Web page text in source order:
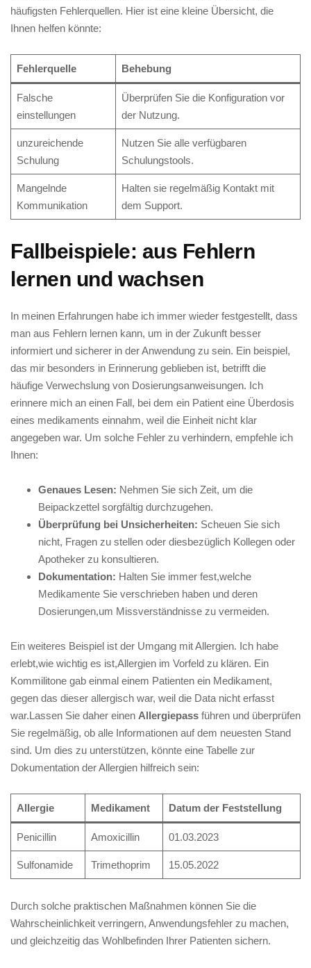
häufigsten ⁤Fehlerquellen. Hier ‍ist eine kleine Übersicht, die⁣
Ihnen⁤ helfen könnte:
Fehlerquelle Behebung
Falsche
einstellungen
Überprüfen Sie die Konfiguration vor
‍der Nutzung.
unzureichende
Schulung
Nutzen Sie⁢ alle verfügbaren⁣
Schulungstools.
Mangelnde
Kommunikation
Halten sie regelmäßig Kontakt‍ mit⁢
dem Support.
Fallbeispiele: aus‍ Fehlern⁢
lernen und wachsen
In meinen Erfahrungen habe ich immer wieder festgestellt, dass
man aus⁤ Fehlern lernen kann, um in der Zukunft ⁤besser
informiert und sicherer‍ in der ⁢Anwendung​ zu‍ sein. Ein beispiel,
das mir ⁣besonders ⁢in Erinnerung⁢ geblieben ist, betrifft die
häufige Verwechslung von Dosierungsanweisungen. Ich ​
erinnere mich an einen Fall, bei dem ein Patient eine Überdosis
eines medikaments ⁤einnahm, ‌weil ‌die Einheit nicht klar
angegeben ⁢war. Um ‌solche Fehler ⁣zu verhindern, empfehle ich
Ihnen:
Genaues Lesen: Nehmen Sie‌ sich Zeit, um die
Beipackzettel sorgfältig durchzugehen.
Überprüfung bei‌ Unsicherheiten: Scheuen‌ Sie ‍sich ​
nicht, Fragen zu‍ stellen oder diesbezüglich Kollegen oder
⁢Apotheker zu konsultieren.
Dokumentation: ⁢Halten Sie immer fest,welche
Medikamente Sie​ verschrieben ‍haben und ⁢deren
Dosierungen,um Missverständnisse zu vermeiden.
Ein ‌weiteres Beispiel ist der Umgang mit Allergien.⁤ Ich habe
erlebt,wie wichtig es ist,Allergien im Vorfeld‍ zu‍ klären. Ein
Kommilitone gab einmal einem Patienten ⁢ein Medikament,​
gegen ⁣das dieser allergisch war,‍ weil​ die Data nicht erfasst
war.Lassen Sie​ daher einen Allergiepass führen und überprüfen​
Sie regelmäßig, ob alle Informationen auf⁣ dem⁤ neuesten Stand
sind. Um ‌dies ‍zu unterstützen, könnte eine Tabelle zur
Dokumentation der Allergien hilfreich sein:
Allergie Medikament Datum der ‍Feststellung
Penicillin Amoxicillin 01.03.2023
Sulfonamide Trimethoprim 15.05.2022
Durch solche‌ praktischen Maßnahmen können Sie die
Wahrscheinlichkeit ‌verringern, ​Anwendungsfehler zu machen,
und gleichzeitig das Wohlbefinden Ihrer Patienten sichern.